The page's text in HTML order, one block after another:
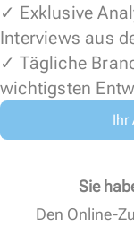
✓ Exklusive
Interviews aus
✓ Tägliche
wichtigsten
Ihr
Sie
Den Online-